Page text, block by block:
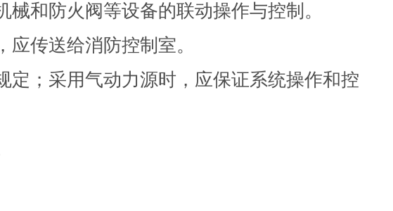
和防火阀等设备的联动操作与控制。
传送给消防控制室。
定；采用气动力源时，应保证系统操作和控